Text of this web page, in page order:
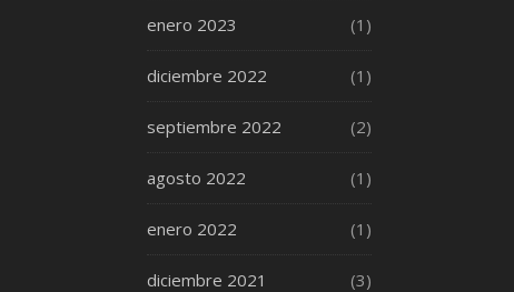
enero 2023 (1)
diciembre 2022 (1)
septiembre 2022 (2)
agosto 2022 (1)
enero 2022 (1)
diciembre 2021 (3)